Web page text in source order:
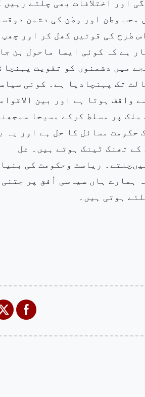
اور اختلافات بھی چلتے
محب وطن اور وطن کی دشمن
طرح کی قوتیں کھل کر اور
ہے کہ کوئی ایسا ماحول بن
میں دشمنوں کو تقویت
تک پہنچادیا ہے۔ کوئی
واقف ہوتا ہے اور بین
پر مسلط کرکے مسیحا
حکومت مسائل کا حل ہے اور یہ
کے تھنک ٹینک ہوتے ہیں۔ غل
ریاست وحکومت کی
ہمارے ہاں سیاسی اُفق پر
ہوتی ہیں۔